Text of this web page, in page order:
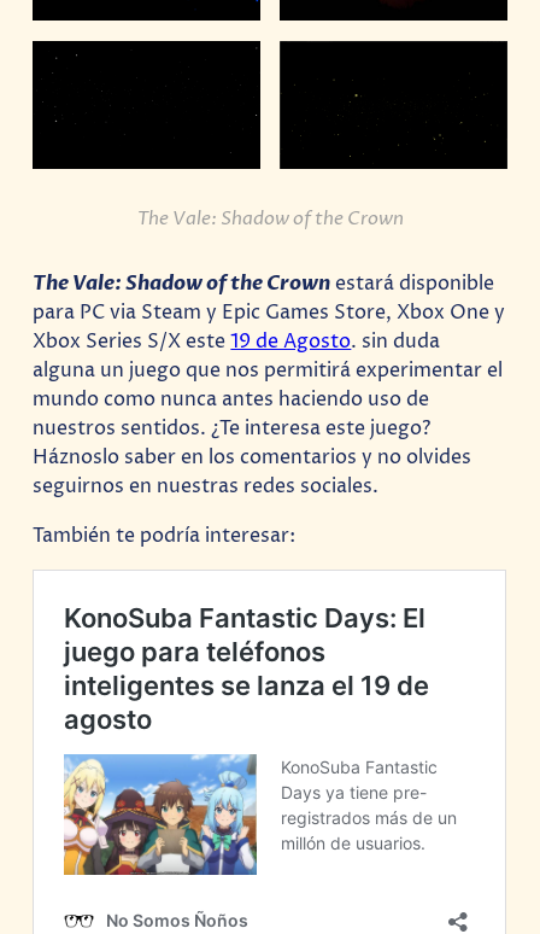
The Vale: Shadow of the Crown
The Vale: Shadow of the Crownestará disponible
para PC via Steam y Epic Games Store, Xbox One y
Xbox Series S/X este19 de Agosto. sin duda
alguna un juego que nos permitirá experimentar el
mundo como nunca antes haciendo uso de
nuestros sentidos. ¿Te interesa este juego?
Háznoslo saber en los comentarios y no olvides
seguirnos en nuestras redes sociales.
También te podría interesar: